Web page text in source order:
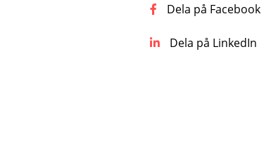
Dela på Facebook
Dela på LinkedIn